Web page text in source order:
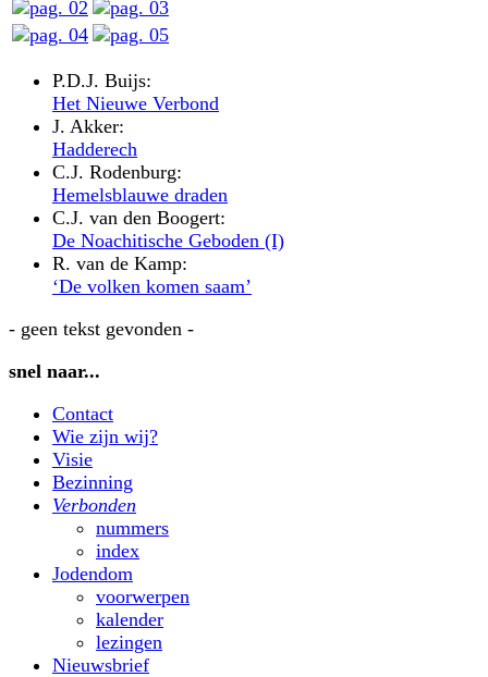
P.D.J. Buijs:
Het Nieuwe Verbond
J. Akker:
Hadderech
C.J. Rodenburg:
Hemelsblauwe draden
C.J. van den Boogert:
De Noachitische Geboden (I)
R. van de Kamp:
‘De volken komen saam’
- geen tekst gevonden -
snel naar...
Contact
Wie zijn wij?
Visie
Bezinning
Verbonden
nummers
index
Jodendom
voorwerpen
kalender
lezingen
Nieuwsbrief